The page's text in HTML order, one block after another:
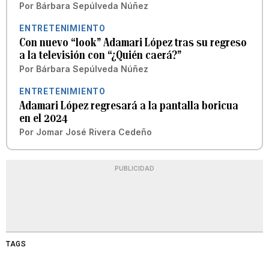
Por Bárbara Sepúlveda Núñez
ENTRETENIMIENTO
Con nuevo “look” Adamari López tras su regreso
a la televisión con “¿Quién caerá?”
Por Bárbara Sepúlveda Núñez
ENTRETENIMIENTO
Adamari López regresará a la pantalla boricua
en el 2024
Por Jomar José Rivera Cedeño
PUBLICIDAD
TAGS